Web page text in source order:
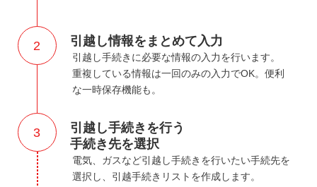
2 引越し情報をまとめて入力
引越し手続きに必要な情報の入力を行います。
重複している情報は一回のみの入力でOK。便利
な一時保存機能も。
3
引越し手続きを行う
手続き先を選択
電気、ガスなど引越し手続きを行いたい手続先を
選択し、引越手続きリストを作成します。